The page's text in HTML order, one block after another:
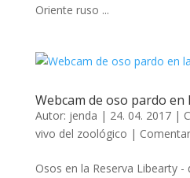
Oriente ruso ...
Webcam de oso pardo
Autor: jenda | 24. 04. 2017|
vivo del zoológico |
Osos en la Reserva Libearty -